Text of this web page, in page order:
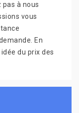
pas à nous
vous
En
du prix des